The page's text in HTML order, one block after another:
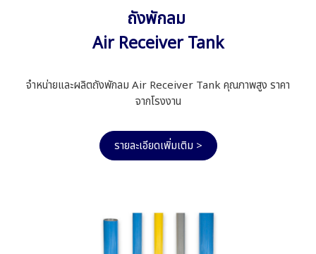
ถังพักลม
Air Receiver Tank
จำหน่ายและผลิตถังพักลม Air Receiver Tank คุณภาพสูง ราคา
จากโรงงาน
รายละเอียดเพิ่มเติม >